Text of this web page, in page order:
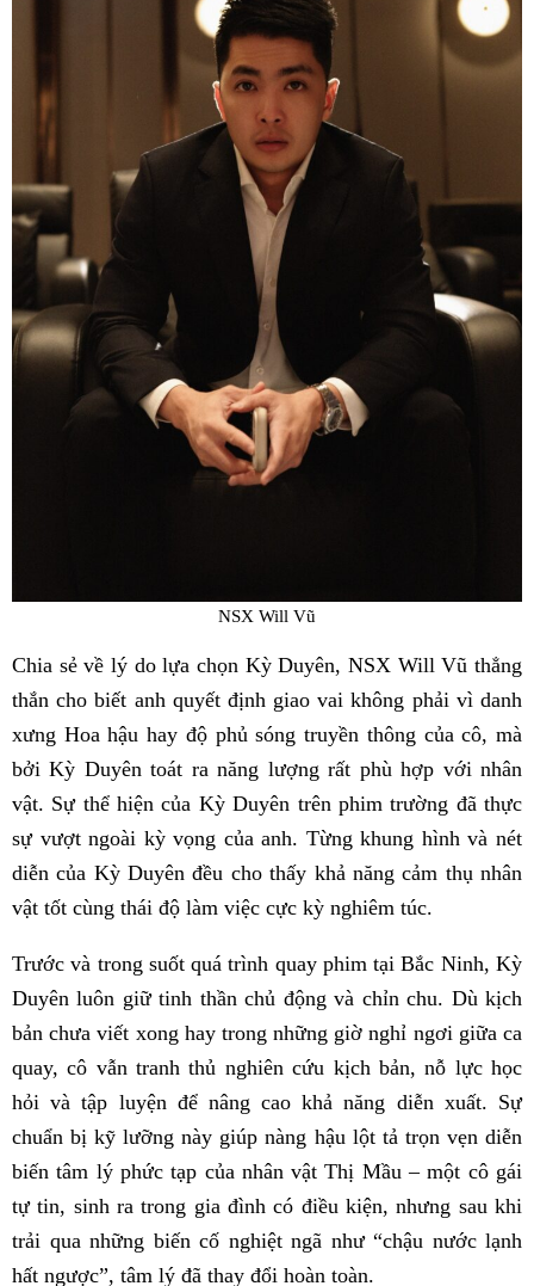
NSX Will Vũ
Chia sẻ về lý do lựa chọn Kỳ Duyên, NSX Will Vũ thẳng
thắn cho biết anh quyết định giao vai không phải vì danh
xưng Hoa hậu hay độ phủ sóng truyền thông của cô, mà
bởi Kỳ Duyên toát ra năng lượng rất phù hợp với nhân
vật. Sự thể hiện của Kỳ Duyên trên phim trường đã thực
sự vượt ngoài kỳ vọng của anh. Từng khung hình và nét
diễn của Kỳ Duyên đều cho thấy khả năng cảm thụ nhân
vật tốt cùng thái độ làm việc cực kỳ nghiêm túc.
Trước và trong suốt quá trình quay phim tại Bắc Ninh, Kỳ
Duyên luôn giữ tinh thần chủ động và chỉn chu. Dù kịch
bản chưa viết xong hay trong những giờ nghỉ ngơi giữa ca
quay, cô vẫn tranh thủ nghiên cứu kịch bản, nỗ lực học
hỏi và tập luyện để nâng cao khả năng diễn xuất. Sự
chuẩn bị kỹ lưỡng này giúp nàng hậu lột tả trọn vẹn diễn
biến tâm lý phức tạp của nhân vật Thị Mầu – một cô gái
tự tin, sinh ra trong gia đình có điều kiện, nhưng sau khi
trải qua những biến cố nghiệt ngã như “chậu nước lạnh
hất ngược”, tâm lý đã thay đổi hoàn toàn.